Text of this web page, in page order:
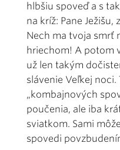
hlbšiu spoveď a s
na kríž: Pane
Nech ma tvoja smrť
hriechom! A potom
už len takým
slávenie Veľkej
„kombajnových
poučenia, ale iba
sviatkom. Sami
spovedi